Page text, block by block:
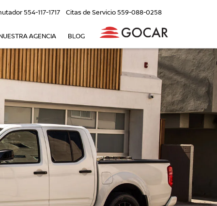
554-117-1717 Citas de Servicio559-088-0258
AGENCIA BLOG